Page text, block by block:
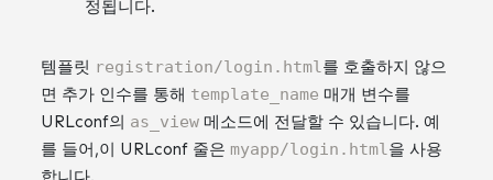
정됩니다.
템플릿 registration/login.html를 호출하지 않으
면 추가 인수를 통해 template_name 매개 변수를
URLconf의 as_view 메소드에 전달할 수 있습니다. 예
를 들어,이 URLconf 줄은 myapp/login.html을 사용